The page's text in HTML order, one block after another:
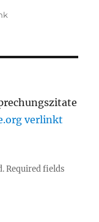
verlinkt
Required fields